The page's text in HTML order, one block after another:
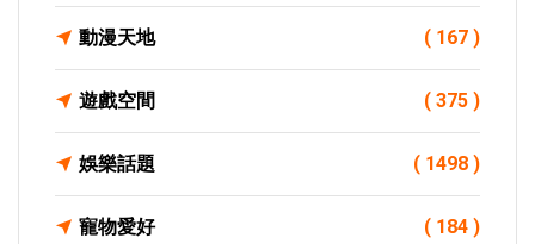
動漫天地 ( 167 )
遊戲空間 ( 375 )
娛樂話題 ( 1498 )
寵物愛好 ( 184 )